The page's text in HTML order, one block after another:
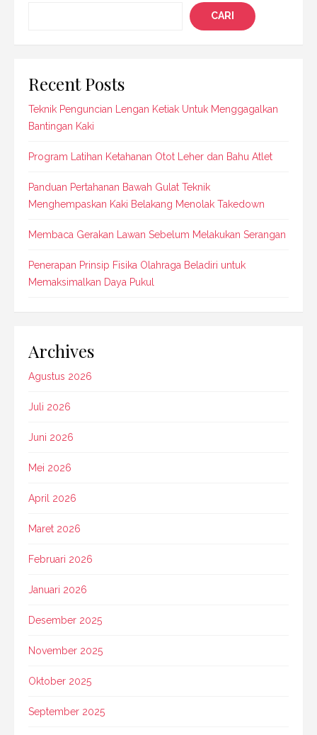
CARI
Recent Posts
Teknik Penguncian Lengan Ketiak Untuk Menggagalkan
Bantingan Kaki
Program Latihan Ketahanan Otot Leher dan Bahu Atlet
Panduan Pertahanan Bawah Gulat Teknik
Menghempaskan Kaki Belakang Menolak Takedown
Membaca Gerakan Lawan Sebelum Melakukan Serangan
Penerapan Prinsip Fisika Olahraga Beladiri untuk
Memaksimalkan Daya Pukul
Archives
Agustus 2026
Juli 2026
Juni 2026
Mei 2026
April 2026
Maret 2026
Februari 2026
Januari 2026
Desember 2025
November 2025
Oktober 2025
September 2025